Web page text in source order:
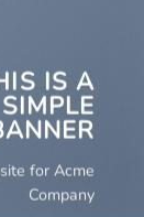
IS A
SIMPLE
for Acme
Company